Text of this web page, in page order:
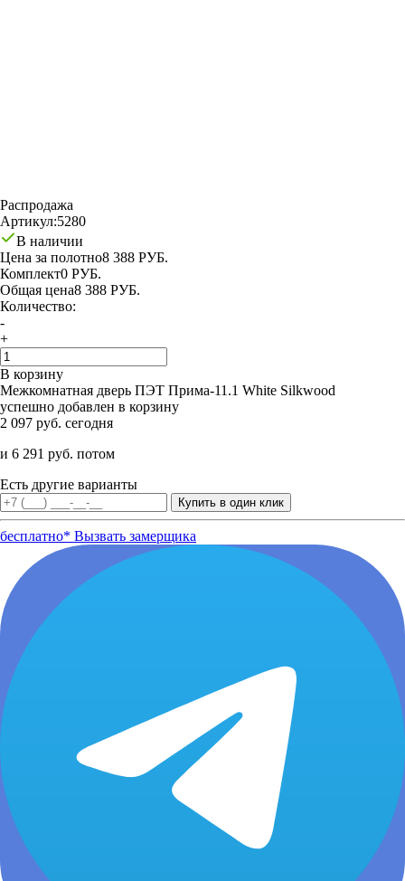
Распродажа
Артикул:5280
В наличии
Цена за полотно8 388 РУБ.
Комплект0 РУБ.
Общая цена8 388 РУБ.
Количество:
-
+
В корзину
Межкомнатная дверь ПЭТ Прима-11.1 White Silkwood
успешно добавлен в корзину
2 097 руб. сегодня
и 6 291 руб. потом
Есть другие варианты
бесплатно* Вызвать замерщика